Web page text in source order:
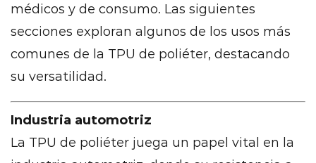
médicos y de consumo. Las siguientes
secciones exploran algunos de los usos más
comunes de la TPU de poliéter, destacando
su versatilidad.
Industria automotriz
La TPU de poliéter juega un papel vital en la